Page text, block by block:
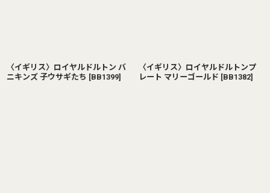
〈イギリス〉ロイヤルドルトン バ
ニキンズ 子ウサギたち [BB1399]
〈イギリス〉ロイヤルドルトンプ
レート マリーゴールド [BB1382]